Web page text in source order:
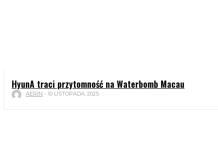
HyunA traci przytomność na Waterbomb Macau
AERIN - 10 LISTOPADA, 2025